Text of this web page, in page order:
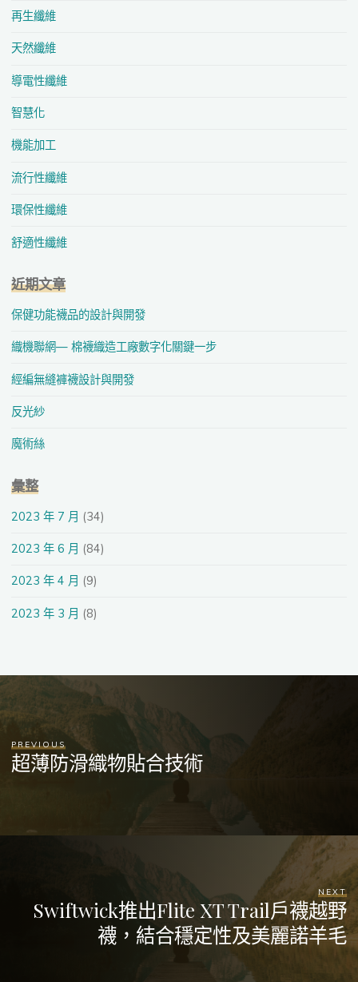
再生纖維
天然纖維
導電性纖維
智慧化
機能加工
流行性纖維
環保性纖維
舒適性纖維
近期文章
保健功能襪品的設計與開發
織機聯網— 棉襪織造工廠數字化關鍵一步
經編無縫褲襪設計與開發
反光紗
魔術絲
彙整
2023 年 7 月 (34)
2023 年 6 月 (84)
2023 年 4 月 (9)
2023 年 3 月 (8)
PREVIOUS
超薄防滑織物貼合技術
NEXT
Swiftwick推出Flite XT Trail戶襪越野
襪，結合穩定性及美麗諾羊毛